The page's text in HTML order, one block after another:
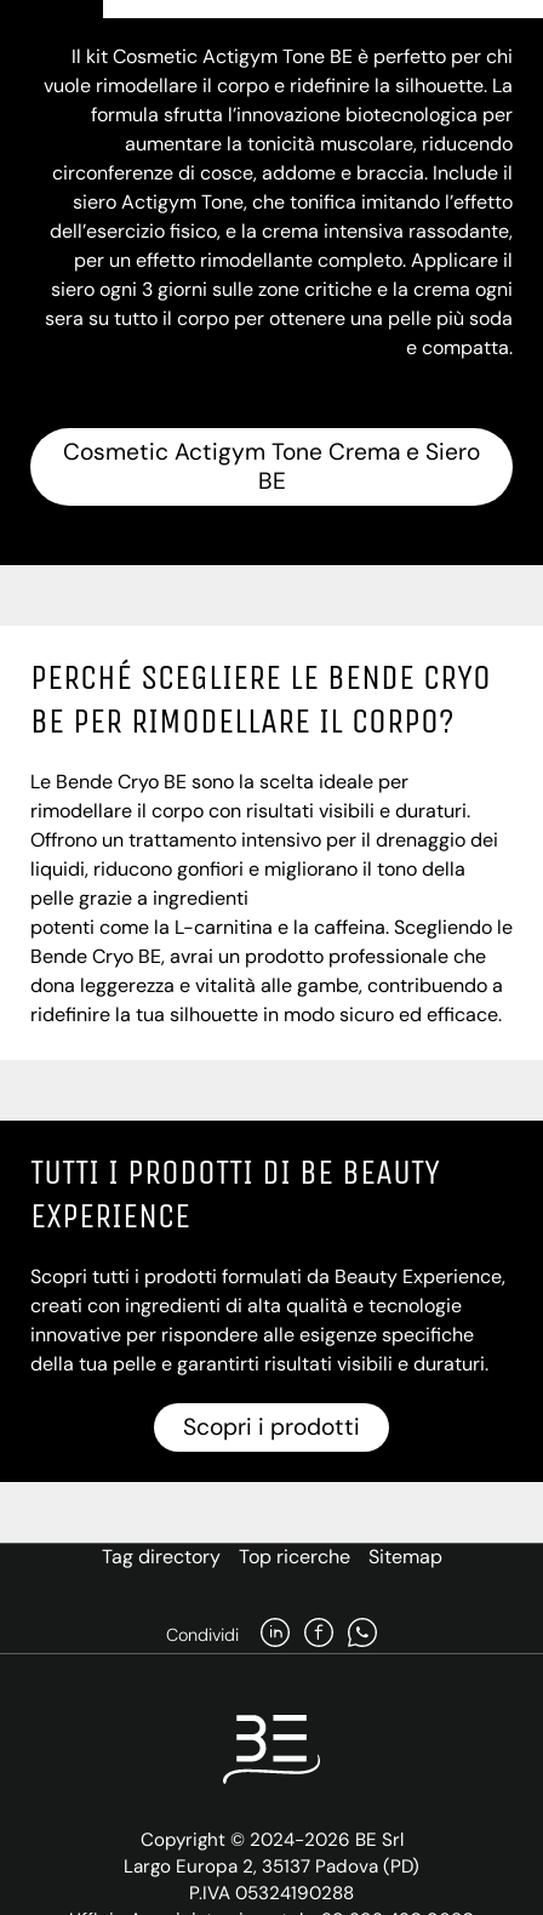
Il kit Cosmetic Actigym Tone BE è perfetto per chi
vuole rimodellare il corpo e ridefinire la silhouette. La
formula sfrutta l’innovazione biotecnologica per
aumentare la tonicità muscolare, riducendo
circonferenze di cosce, addome e braccia. Include il
siero Actigym Tone, che tonifica imitando l’effetto
dell’esercizio fisico, e la crema intensiva rassodante,
per un effetto rimodellante completo. Applicare il
siero ogni 3 giorni sulle zone critiche e la crema ogni
sera su tutto il corpo per ottenere una pelle più soda
e compatta.
Cosmetic Actigym Tone Crema e Siero
BE
PERCHÉ SCEGLIERE LE BENDE CRYO
BE PER RIMODELLARE IL CORPO?
Le Bende Cryo BE sono la scelta ideale per
rimodellare il corpo con risultati visibili e duraturi.
Offrono un trattamento intensivo per il drenaggio dei
liquidi, riducono gonfiori e migliorano il tono della
pelle grazie a ingredienti
potenti come la L-carnitina e la caffeina. Scegliendo le
Bende Cryo BE, avrai un prodotto professionale che
dona leggerezza e vitalità alle gambe, contribuendo a
ridefinire la tua silhouette in modo sicuro ed efficace.
TUTTI I PRODOTTI DI BE BEAUTY
EXPERIENCE
Scopri tutti i prodotti formulati da Beauty Experience,
creati con ingredienti di alta qualità e tecnologie
innovative per rispondere alle esigenze specifiche
della tua pelle e garantirti risultati visibili e duraturi.
Scopri i prodotti
Tag directory Top ricerche Sitemap
Condividi
Copyright © 2024-2026 BE Srl
Largo Europa 2, 35137 Padova (PD)
P.IVA 05324190288